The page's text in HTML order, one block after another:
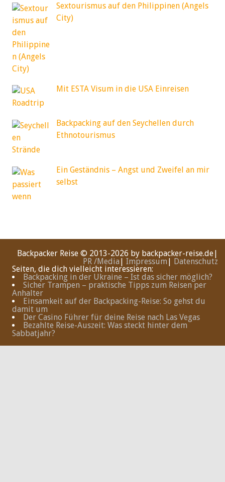
Sextourismus auf den Philippinen (Angels
City)
Mit ESTA Visum in die USA Einreisen
Backpacking auf den Seychellen durch
Ethnotourismus
Ein Geständnis – Angst und Zweifel an mir
selbst
Backpacker Reise © 2013-2026 by backpacker-reise.de|
PR /Media | Impressum | Datenschutz
Seiten, die dich vielleicht interessieren:
Backpacking in der Ukraine – Ist das sicher möglich?
Sicher Trampen – praktische Tipps zum Reisen per
Anhalter
Einsamkeit auf der Backpacking-Reise: So gehst du
damit um
Der Casino Führer für deine Reise nach Las Vegas
Bezahlte Reise-Auszeit: Was steckt hinter dem
Sabbatjahr?